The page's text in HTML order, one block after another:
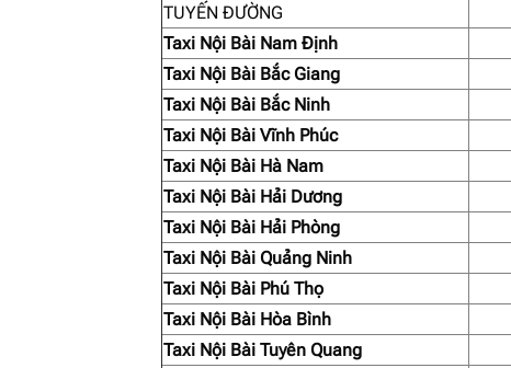
TUYẾN ĐƯỜNG
Taxi Nội Bài Nam Định
Taxi Nội Bài Bắc Giang
Taxi Nội Bài Bắc Ninh
Taxi Nội Bài Vĩnh Phúc
Taxi Nội Bài Hà Nam
Taxi Nội Bài Hải Dương
Taxi Nội Bài Hải Phòng
Taxi Nội Bài Quảng Ninh
Taxi Nội Bài Phú Thọ
Taxi Nội Bài Hòa Bình
Taxi Nội Bài Tuyên Quang